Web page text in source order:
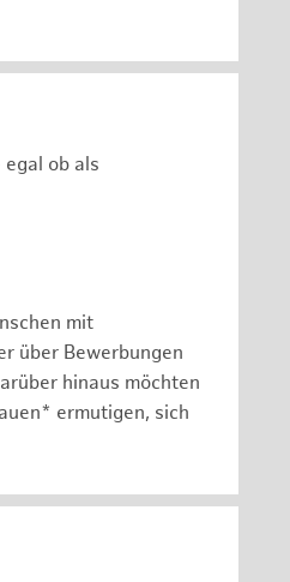
ob als
mit
über Bewerbungen
hinaus möchten
ermutigen, sich